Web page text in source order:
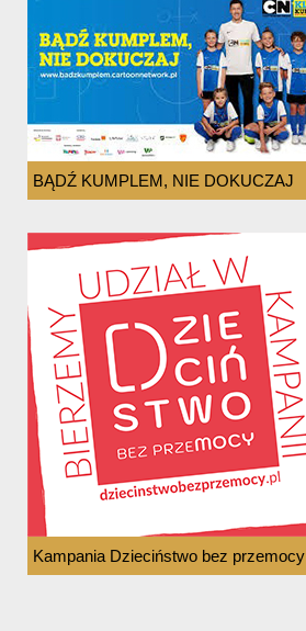
BĄDŹ KUMPLEM, NIE DOKUCZAJ
Kampania Dzieciństwo bez przemocy